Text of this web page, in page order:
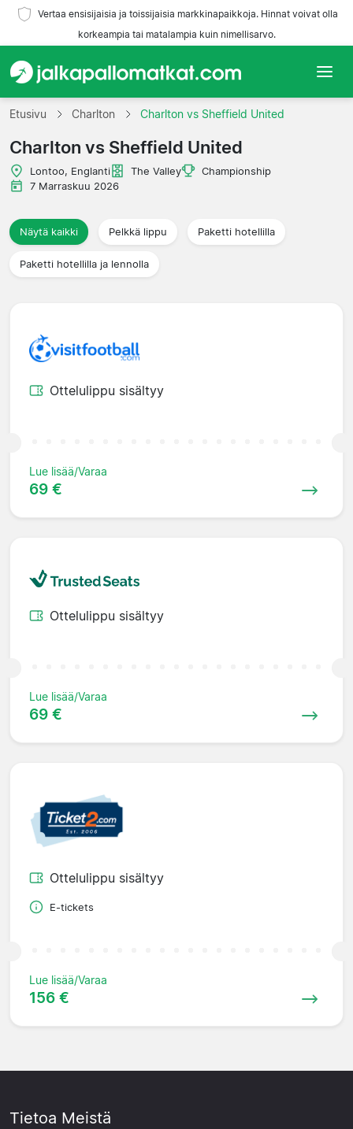
Vertaa ensisijaisia ja toissijaisia markkinapaikkoja. Hinnat voivat olla
korkeampia tai matalampia kuin nimellisarvo.
Etusivu
Joukkueet
Liigat
Matkatoimistoja
Etusivu Charlton Charlton vs Sheffield United
Charlton vs Sheffield United
Lontoo, Englanti The Valley
Championship
7 Marraskuu 2026
Näytä kaikki Pelkkä lippu Paketti hotellilla
Paketti hotellilla ja lennolla
Ottelulippu sisältyy
Lue lisää/Varaa
69 €
Ottelulippu sisältyy
Lue lisää/Varaa
69 €
Ottelulippu sisältyy
E-tickets
Lue lisää/Varaa
156 €
Tietoa Meistä